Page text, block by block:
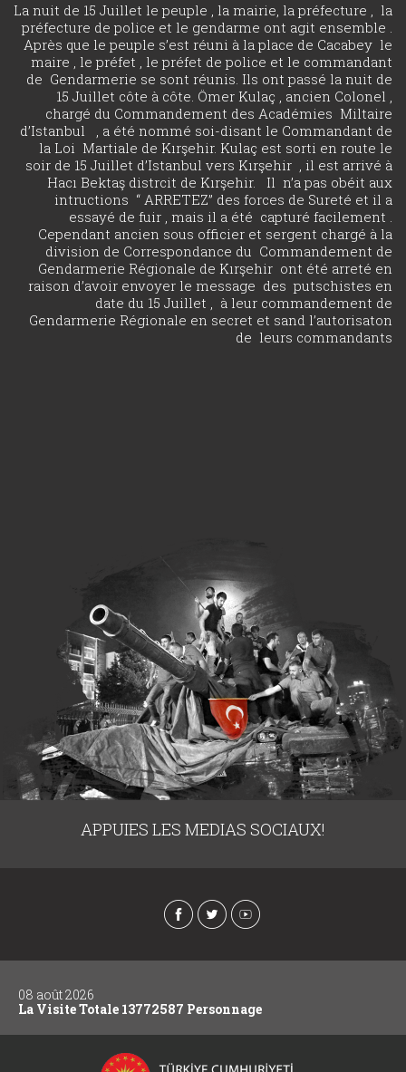
La nuit de 15 Juillet le peuple , la mairie, la préfecture , la
préfecture de police et le gendarme ont agit ensemble .
Après que le peuple s’est réuni à la place de Cacabey le
maire , le préfet , le préfet de police et le commandant
de Gendarmerie se sont réunis. Ils ont passé la nuit de
15 Juillet côte à côte. Ömer Kulaç , ancien Colonel ,
chargé du Commandement des Académies Miltaire
d’Istanbul , a été nommé soi-disant le Commandant de
la Loi Martiale de Kırşehir. Kulaç est sorti en route le
soir de 15 Juillet d’Istanbul vers Kırşehir , il est arrivé à
Hacı Bektaş distrcit de Kırşehir. Il n’a pas obéit aux
intructions “ ARRETEZ” des forces de Sureté et il a
essayé de fuir , mais il a été capturé facilement .
Cependant ancien sous officier et sergent chargé à la
division de Correspondance du Commandement de
Gendarmerie Régionale de Kırşehir ont été arreté en
raison d’avoir envoyer le message des putschistes en
date du 15 Juillet , à leur commandement de
Gendarmerie Régionale en secret et sand l’autorisaton
de leurs commandants
APPUIES LES MEDIAS SOCIAUX!
08 août 2026
La Visite Totale 13772587 Personnage